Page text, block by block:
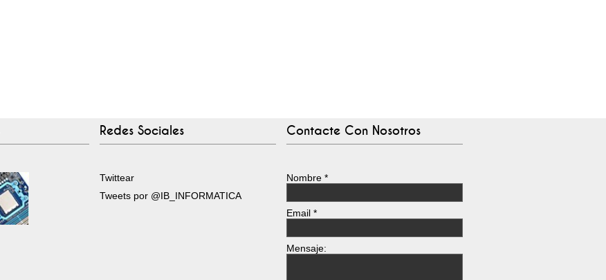
Redes Sociales
Twittear
Tweets por @IB_INFORMATICA
Contacte Con Nosotros
Nombre *
Email *
Mensaje: